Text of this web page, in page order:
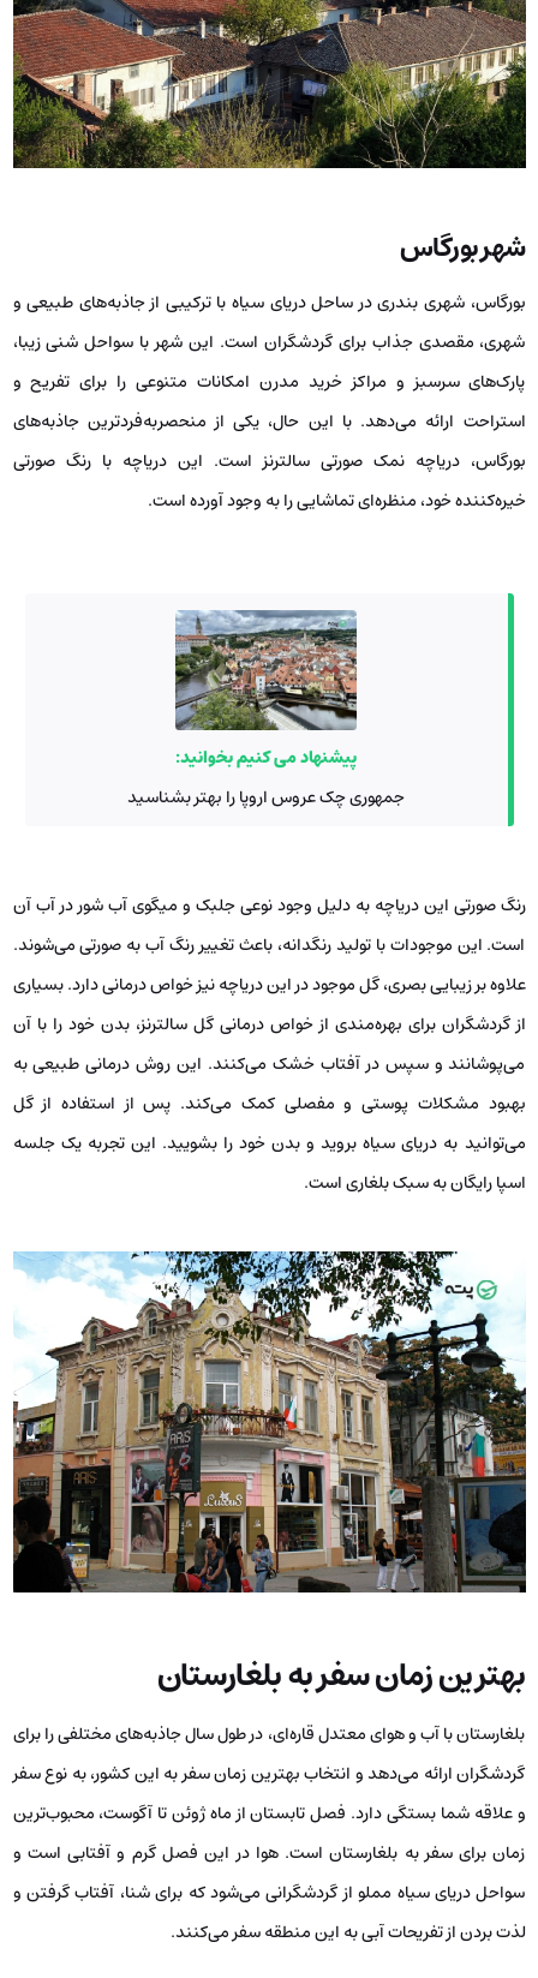
شهر بورگاس
بورگاس، شهری بندری در ساحل دریای سیاه با ترکیبی از جاذبه‌های طبیعی و
شهری، مقصدی جذاب برای گردشگران است. این شهر با سواحل شنی زیبا،
پارک‌های سرسبز و مراکز خرید مدرن امکانات متنوعی را برای تفریح و
استراحت ارائه می‌دهد. با این حال، یکی از منحصربه‌فردترین جاذبه‌های
بورگاس، دریاچه نمک صورتی سالترنز است. این دریاچه با رنگ صورتی
خیره‌کننده خود، منظره‌ای تماشایی را به وجود آورده است.
پیشنهاد می کنیم بخوانید:
جمهوری چک عروس اروپا را بهتر بشناسید
رنگ صورتی این دریاچه به دلیل وجود نوعی جلبک و میگوی آب شور در آب آن
است. این موجودات با تولید رنگدانه، باعث تغییر رنگ آب به صورتی می‌شوند.
علاوه بر زیبایی بصری، گل موجود در این دریاچه نیز خواص درمانی دارد. بسیاری
از گردشگران برای بهره‌مندی از خواص درمانی گل سالترنز، بدن خود را با آن
می‌پوشانند و سپس در آفتاب خشک می‌کنند. این روش درمانی طبیعی به
بهبود مشکلات پوستی و مفصلی کمک می‌کند. پس از استفاده از گل
می‌توانید به دریای سیاه بروید و بدن خود را بشویید. این تجربه یک جلسه
اسپا رایگان به سبک بلغاری است.
بهترین زمان سفر به بلغارستان
بلغارستان با آب و هوای معتدل قاره‌ای، در طول سال جاذبه‌های مختلفی را برای
گردشگران ارائه می‌دهد و انتخاب بهترین زمان سفر به این کشور، به نوع سفر
و علاقه شما بستگی دارد. فصل تابستان از ماه ژوئن تا آگوست، محبوب‌ترین
زمان برای سفر به بلغارستان است. هوا در این فصل گرم و آفتابی است و
سواحل دریای سیاه مملو از گردشگرانی می‌شود که برای شنا، آفتاب گرفتن و
لذت بردن از تفریحات آبی به این منطقه سفر می‌کنند.